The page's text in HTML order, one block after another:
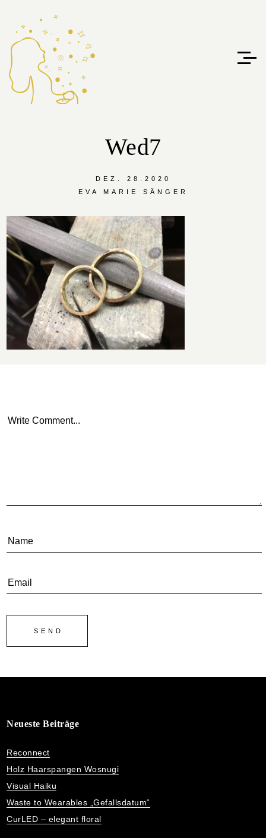
Wed7
DEZ. 28.2020
EVA MARIE SÄNGER
Neueste Beiträge
Reconnect
Holz Haarspangen Wosnugi
Visual Haiku
Waste to Wearables „Gefallsdatum“
CurLED – elegant floral